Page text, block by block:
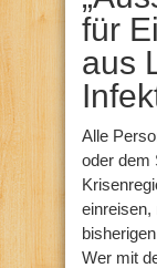
für
aus
Alle
oder dem
einreisen,
Wer mit